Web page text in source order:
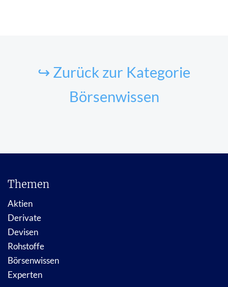
↪ Zurück zur Kategorie
Börsenwissen
Themen
Aktien
Derivate
Devisen
Rohstoffe
Börsenwissen
Experten